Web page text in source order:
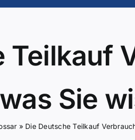
Teilkauf
Sie
» Die Deutsche Teilkauf